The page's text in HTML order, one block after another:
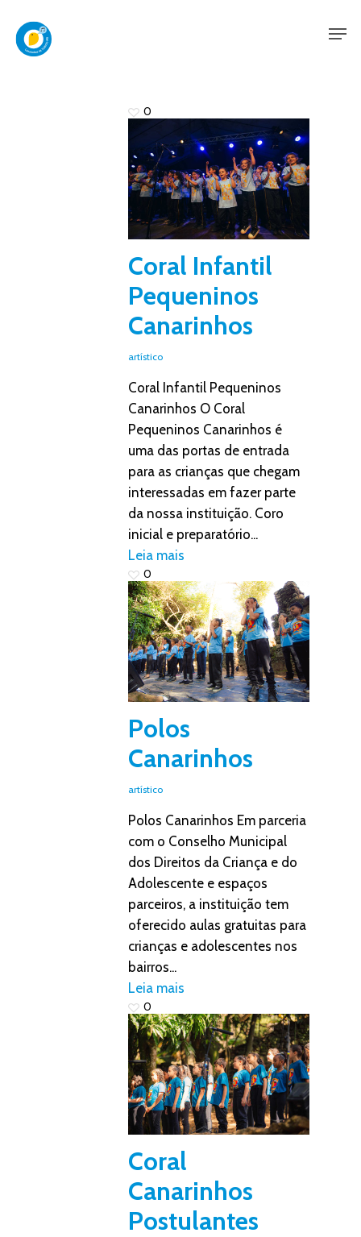
main
0
Coral Infantil
Pequeninos
Canarinhos
artístico
Coral Infantil Pequeninos
Canarinhos O Coral
Pequeninos Canarinhos é
uma das portas de entrada
para as crianças que chegam
interessadas em fazer parte
da nossa instituição. Coro
inicial e preparatório...
Leia mais
0
Polos
Canarinhos
artístico
Polos Canarinhos Em parceria
com o Conselho Municipal
dos Direitos da Criança e do
Adolescente e espaços
parceiros, a instituição tem
oferecido aulas gratuitas para
crianças e adolescentes nos
bairros...
Leia mais
0
Coral
Canarinhos
Postulantes